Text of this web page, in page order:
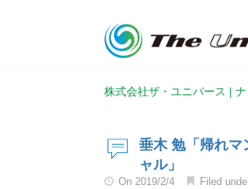
株式会社ザ・ユニバース |
垂木 勉「帰れマ
ャル」
On 2019/2/4 Filed